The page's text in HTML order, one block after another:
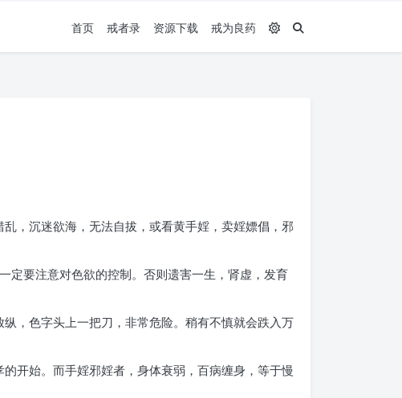
首页 戒者录 资源下载 戒为良药
，沉迷欲海，无法自拔，或看黄手婬，卖婬嫖倡，邪
定要注意对色欲的控制。否则遗害一生，肾虚，发育
，色字头上一把刀，非常危险。稍有不慎就会跌入万
开始。而手婬邪婬者，身体衰弱，百病缠身，等于慢